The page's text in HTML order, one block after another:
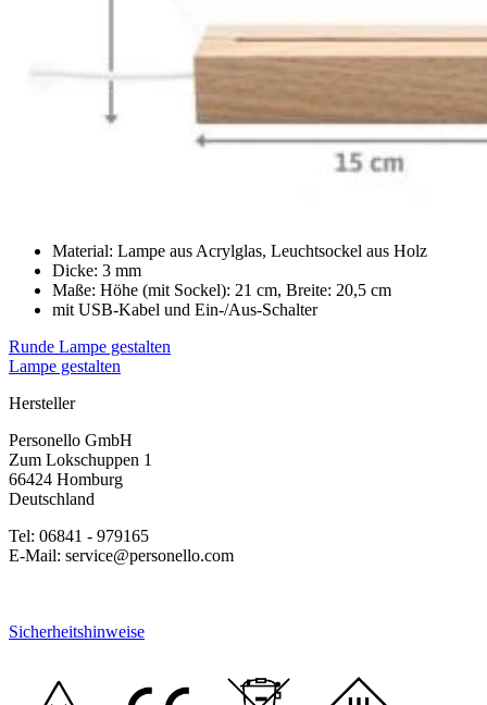
Material: Lampe aus Acrylglas, Leuchtsockel aus Holz
Dicke: 3 mm
Maße: Höhe (mit Sockel): 21 cm, Breite: 20,5 cm
mit USB-Kabel und Ein-/Aus-Schalter
Runde Lampe gestalten
Lampe gestalten
Hersteller
Personello GmbH
Zum Lokschuppen 1
66424 Homburg
Deutschland
Tel: 06841 - 979165
E-Mail: service@personello.com
Sicherheitshinweise